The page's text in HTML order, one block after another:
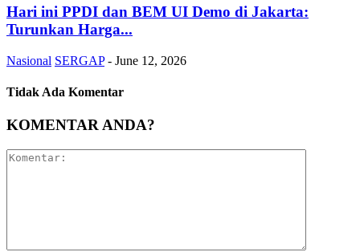
Hari ini PPDI dan BEM UI Demo di Jakarta:
Turunkan Harga...
Nasional SERGAP - June 12, 2026
Tidak Ada Komentar
KOMENTAR ANDA?